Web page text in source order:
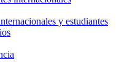
y estudiantes